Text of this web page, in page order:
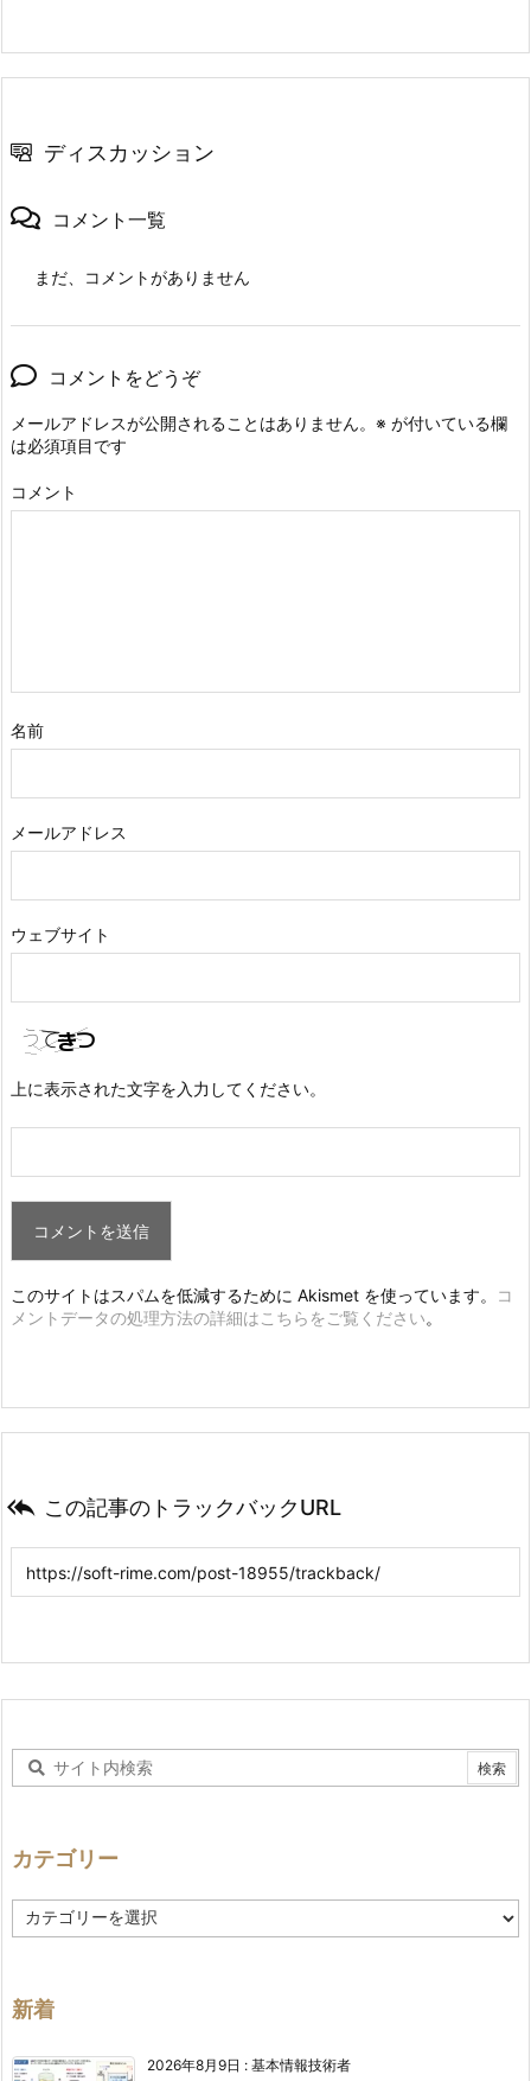
ディスカッション
コメント一覧
まだ、コメントがありません
コメントをどうぞ
メールアドレスが公開されることはありません。 ※ が付いている欄
は必須項目です
コメント
名前
メールアドレス
ウェブサイト
上に表示された文字を入力してください。
このサイトはスパムを低減するために Akismet を使っています。
コ
メントデータの処理方法の詳細はこちらをご覧ください。
 この記事のトラックバックURL
カテゴリー
テ
ー
新着
2026年8月9日 : 基本情報技術者